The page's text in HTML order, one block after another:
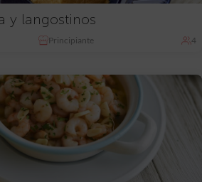
y langostinos
Principiante 4